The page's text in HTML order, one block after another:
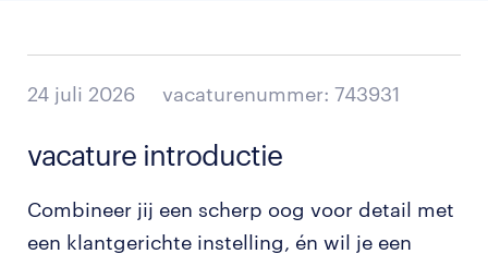
24 juli 2026 vacaturenummer: 743931
vacature introductie
Combineer jij een scherp oog voor detail met
een klantgerichte instelling, én wil je een